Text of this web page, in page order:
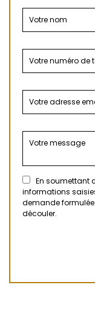
En soumettant
informations
demande
découler.